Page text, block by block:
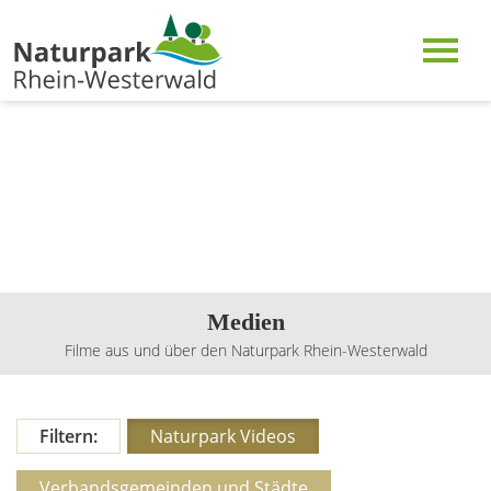
Medien
Filme aus und über den Naturpark Rhein-Westerwald
Filtern: Naturpark Videos